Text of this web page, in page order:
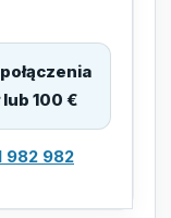
lub 100 €
982 982